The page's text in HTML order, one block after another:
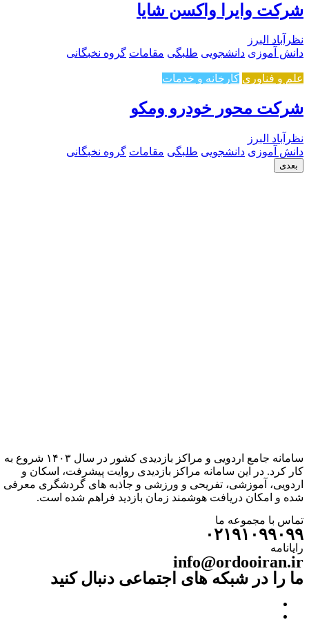
شرکت وایرا واکسن شایا
نظرآباد البرز
دانش آموزی دانشجویی طلبگی مقامات گروه نخبگانی
علم و فناوری کارخانه و خدمات
شرکت محور خودرو ومکو
نظرآباد البرز
دانش آموزی دانشجویی طلبگی مقامات گروه نخبگانی
بعدی
سامانه جامع اردویی و مراکز بازدیدی کشور در سال ۱۴۰۳ شروع به
کار کرد. در این سامانه مراکز بازدیدی روایت پیشرفت، اسکان و
اردویی، آموزشی، تفریحی و ورزشی و جاذبه های گردشگری معرفی
شده و امکان دریافت هوشمند زمان بازدید فراهم شده است.
تماس با مجموعه ما
۰۲۱۹۱۰۹۹۰۹۹
رایانامه
info@ordooiran.ir
ما را در شبکه های اجتماعی دنبال کنید